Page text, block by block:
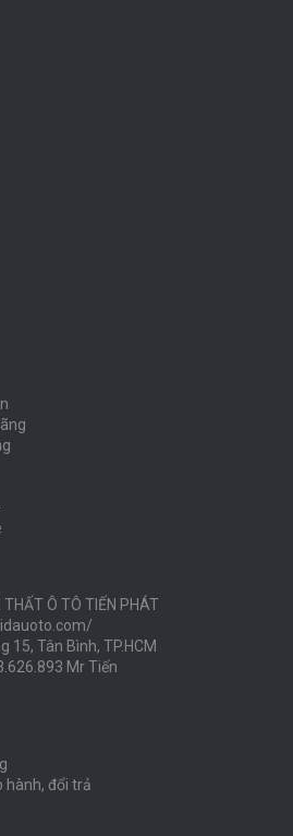
Ô TÔ TIẾN PHÁT
15, Tân Bình, TP.HCM
Mr Tiến
hành, đổi trả